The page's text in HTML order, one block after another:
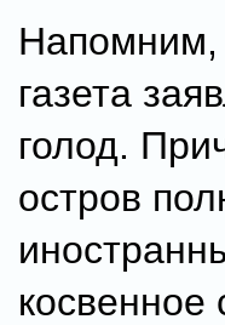
Напомним,
газета
голод.
остров